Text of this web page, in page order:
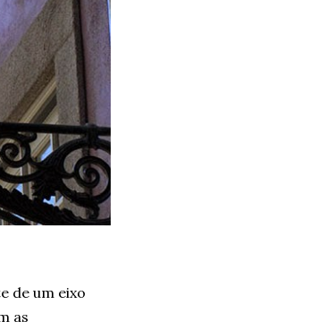
de um eixo
as